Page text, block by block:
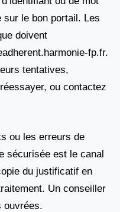
sur le bon portail. Les
doivent
fp.fr.
tentatives,
ou contactez
ou les erreurs de
sécurisée est le canal
du justificatif en
Un conseiller
ouvrées.